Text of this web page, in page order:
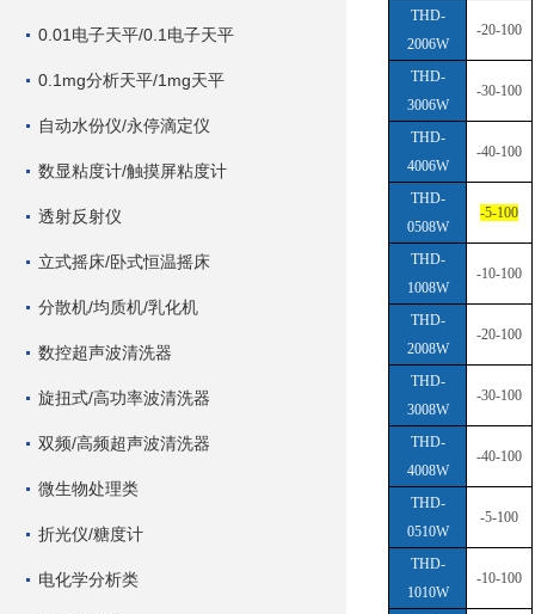
0.01电子天平/0.1电子天平
0.1mg分析天平/1mg天平
自动水份仪/永停滴定仪
数显粘度计/触摸屏粘度计
透射反射仪
立式摇床/卧式恒温摇床
分散机/均质机/乳化机
数控超声波清洗器
旋扭式/高功率波清洗器
双频/高频超声波清洗器
微生物处理类
折光仪/糖度计
电化学分析类
THD-
2006W
-20-100
THD-
3006W
-30-100
THD-
4006W
-40-100
THD-
0508W
-5-100
THD-
1008W
-10-100
THD-
2008W
-20-100
THD-
3008W
-30-100
THD-
4008W
-40-100
THD-
0510W
-5-100
THD-
1010W
-10-100